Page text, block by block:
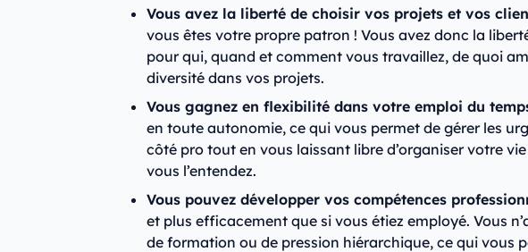
Vous avez la liberté de choisir vos projets et vos
vous êtes votre propre patron ! Vous avez donc la
pour qui, quand et comment vous travaillez, de quoi
diversité dans vos projets.
Vous gagnez en flexibilité dans votre emploi du
en toute autonomie, ce qui vous permet de gérer les
côté pro tout en vous laissant libre d’organiser votre
vous l’entendez.
Vous pouvez développer vos compétences
et plus efficacement que si vous étiez employé. Vous
de formation ou de pression hiérarchique, ce qui vous